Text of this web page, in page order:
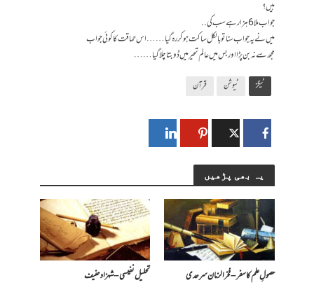
ہیں ؟
جواب ملا 6 ہزار ہے سب کی ..
میں نے یہ جواب سنا تو بالکل ساکت ہو کر رہ گیا …… اس حماقت کا کوئی جواب
مجھ سے نہ بن پڑا اور بس میں عالم تحیر میں ڈوبتا چلا گیا ……
ٹیگز ٹیوشن قرآن
یہ بھی پڑھیں
حصولِ علم کا سفر – فخرالزمان سرحدی تحلیل نفیسی – شہزاد حنیف